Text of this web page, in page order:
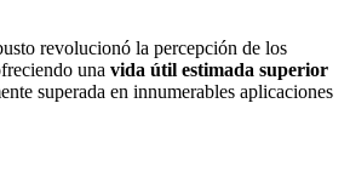
revolucionó la percepción de los
una vida útil estimada superior
superada en innumerables aplicaciones